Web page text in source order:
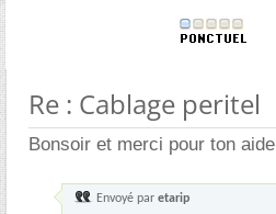
Re : Cablage peritel
Bonsoir et merci pour ton aide
Envoyé par etarip